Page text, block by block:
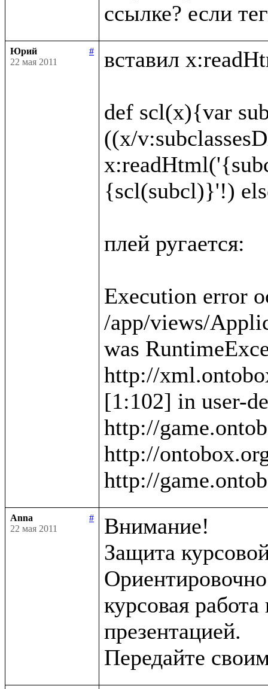
Юрий
#
22 мая 2011
вставил
def scl(x){var
((x/
{scl(subcl)}'!)
плей ругается:
Execution error
/app/views/
was
http://
[1:102] in user-
http://
http://
Anna
#
22 мая 2011
Внимание!
Защита
курсовая
презентацией.